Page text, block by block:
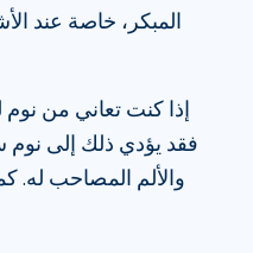
المبكر، خاصة عند
إذا كنت تعاني من
فقد يؤدي ذلك إلى
والألم المصاحب له.